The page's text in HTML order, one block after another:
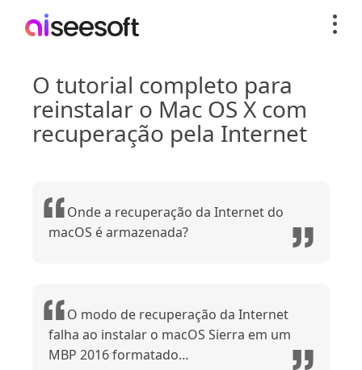
O tutorial completo para
reinstalar o Mac OS X com
recuperação pela Internet
Onde a recuperação da Internet do
macOS é armazenada?
O modo de recuperação da Internet
falha ao instalar o macOS Sierra em um
MBP 2016 formatado…